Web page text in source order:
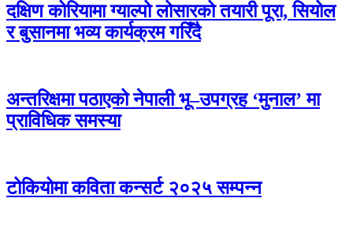
दक्षिण कोरियामा ग्याल्पो लोसारको तयारी पूरा, सियोल
र बुसानमा भव्य कार्यक्रम गरिँदै
अन्तरिक्षमा पठाएको नेपाली भू–उपग्रह ‘मुनाल’ मा
प्राविधिक समस्या
टोकियोमा कविता कन्सर्ट २०२५ सम्पन्न